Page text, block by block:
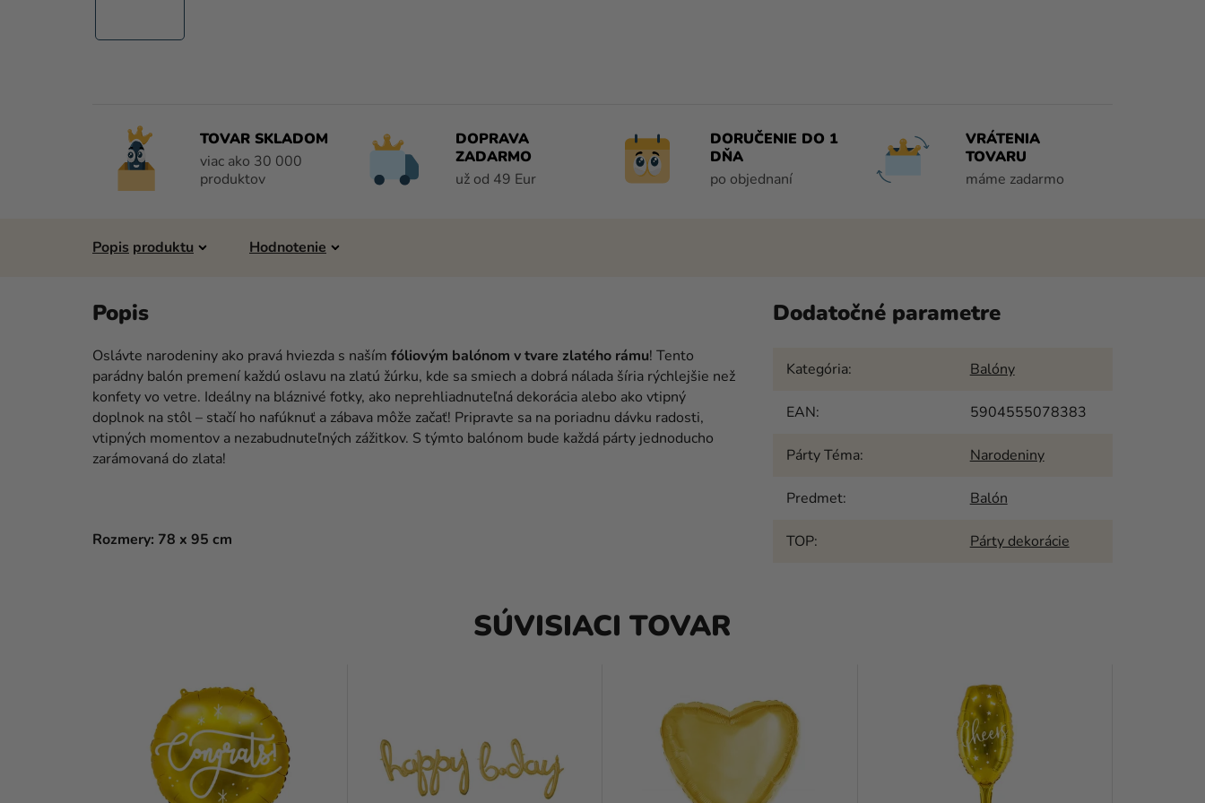
TOVAR SKLADOM
viac ako 30 000
produktov
DOPRAVA
ZADARMO
už od 49 Eur
DORUČENIE DO 1
DŇA
po objednaní
VRÁTENIA
TOVARU
máme zadarmo
Popis Hodnotenie
Oslávte narodeniny ako pravá hviezda s naším fóliovým balónom v tvare zlatého rámu! Tento
parádny balón premení každú oslavu na zlatú žúrku, kde sa smiech a dobrá nálada šíria rýchlejšie než
konfety vo vetre. Ideálny na bláznivé fotky, ako neprehliadnuteľná dekorácia alebo ako vtipný
doplnok na stôl – stačí ho nafúknuť a zábava môže začať! Pripravte sa na poriadnu dávku radosti,
vtipných momentov a nezabudnuteľných zážitkov. S týmto balónom bude každá párty jednoducho
zarámovaná do zlata!
Rozmery: 78 x 95 cm
Dodatočné parametre
Kategória: Balóny
EAN: 5904555078383
Párty Téma: Narodeniny
Predmet: Balón
TOP: Párty dekorácie
SÚVISIACI TOVAR